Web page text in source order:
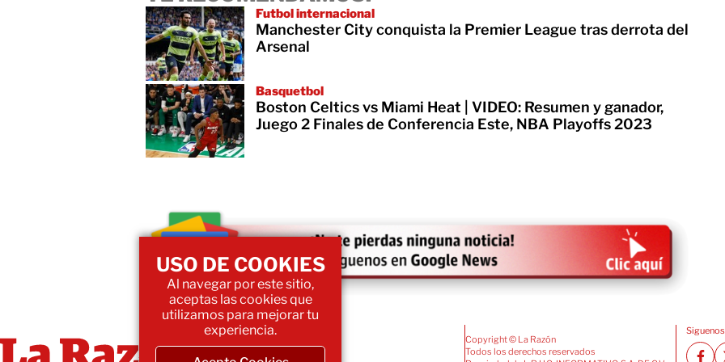
Futbol internacional
Manchester City conquista la Premier League tras derrota del
Arsenal
Basquetbol
Boston Celtics vs Miami Heat | VIDEO: Resumen y ganador,
Juego 2 Finales de Conferencia Este, NBA Playoffs 2023
Copyright © La Razón
Todos los derechos reservados
USO DE COOKIES
Al navegar por este sitio,
aceptas las cookies que
utilizamos para mejorar tu
experiencia.